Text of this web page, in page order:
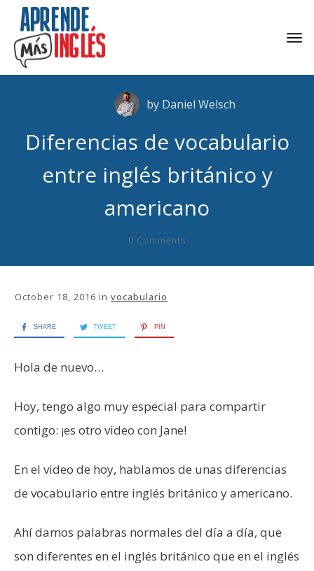
by Daniel Welsch
Diferencias de vocabulario
entre inglés británico y
americano
0 Comments
October 18, 2016 in vocabulario
SHARE TWEET PIN
Hola de nuevo…
Hoy, tengo algo muy especial para compartir
contigo: ¡es otro video con Jane!
En el video de hoy, hablamos de unas diferencias
de vocabulario entre inglés británico y americano.
Ahí damos palabras normales del día a día, que
son diferentes en el inglés británico que en el inglés